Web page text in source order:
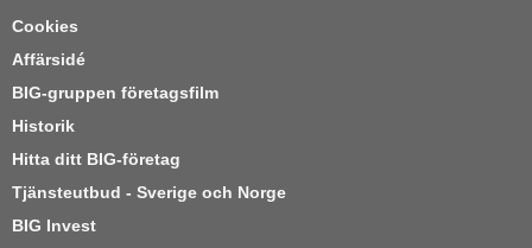
Cookies
Affärsidé
BIG-gruppen företagsfilm
Historik
Hitta ditt BIG-företag
Tjänsteutbud - Sverige och Norge
BIG Invest